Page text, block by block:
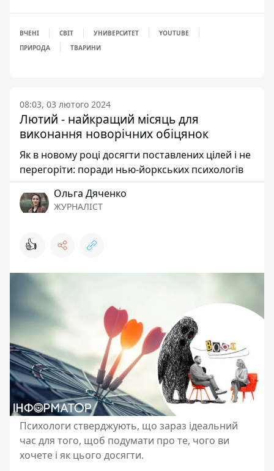
ВЧЕНІ СВІТ УНИВЕРСИТЕТ
YOUTUBE
ПРИРОДА
ТВАРИНИ
08:03, 03 лютого 2024
Лютий - найкращий місяць для
виконання новорічних обіцянок
Як в новому році досягти поставлених цілей і не
перегоріти: поради нью-йоркських психологів
Ольга Дяченко
ЖУРНАЛІСТ
👍
Психологи стверджують, що зараз ідеальний
час для того, щоб подумати про те, чого ви
хочете і як цього досягти.